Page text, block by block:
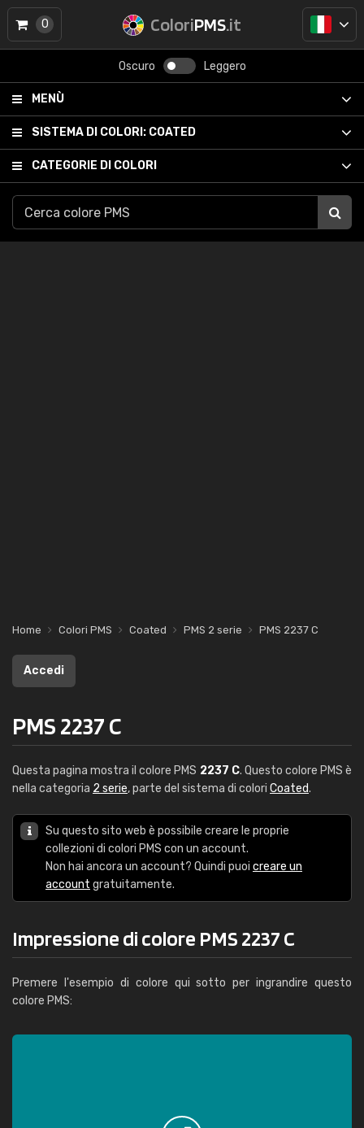
ColoriPMS.it
Oscuro Leggero
MENÙ
SISTEMA DI COLORI: COATED
CATEGORIE DI COLORI
0
Home Colori PMS Coated PMS 2 serie PMS 2237 C
Accedi
PMS 2237 C
Questa pagina mostra il colore PMS 2237 C. Questo colore PMS è
nella categoria 2 serie, parte del sistema di colori Coated.
Su questo sito web è possibile creare le proprie
collezioni di colori PMS con un account.
Non hai ancora un account? Quindi puoi creare un
account gratuitamente.
Impressione di colore PMS 2237 C
Premere l'esempio di colore qui sotto per ingrandire questo
colore PMS: